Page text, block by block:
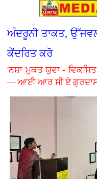
ਅੰਦਰੂਨੀ ਤਾਕਤ,
ਕੇਂਦਰਿਤ ਕਰੋ
'ਨਸ਼ਾ ਮੁਕਤ ਯੁਵਾ -
— ਆਈ ਆਰ ਸੀ ਏ